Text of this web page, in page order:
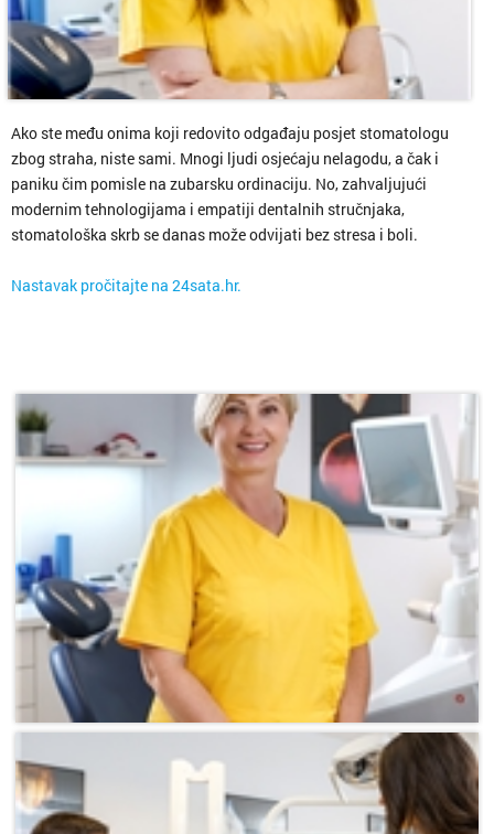
Ako ste među onima koji redovito odgađaju posjet stomatologu
zbog straha, niste sami. Mnogi ljudi osjećaju nelagodu, a čak i
paniku čim pomisle na zubarsku ordinaciju. No, zahvaljujući
modernim tehnologijama i empatiji dentalnih stručnjaka,
stomatološka skrb se danas može odvijati bez stresa i boli.
Nastavak pročitajte na 24sata.hr.